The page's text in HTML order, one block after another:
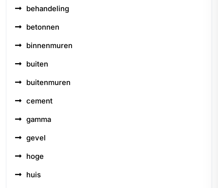
behandeling
betonnen
binnenmuren
buiten
buitenmuren
cement
gamma
gevel
hoge
huis